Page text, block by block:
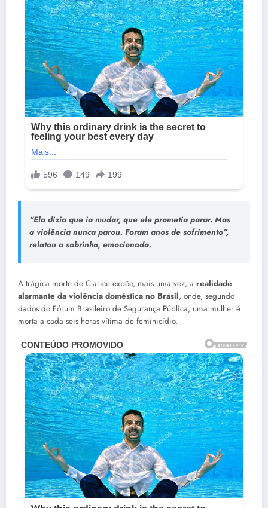
“Ela dizia que ia mudar, que ele prometia parar. Mas
a violência nunca parou. Foram anos de sofrimento”,
relatou a sobrinha, emocionada.
A trágica morte de Clarice expõe, mais uma vez, a realidade
alarmante da violência doméstica no Brasil, onde, segundo
dados do Fórum Brasileiro de Segurança Pública, uma mulher é
morta a cada seis horas vítima de feminicídio.